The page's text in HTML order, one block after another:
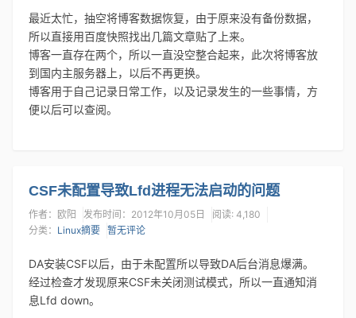
最近太忙，抽空将博客数据恢复，由于原来没有备份数据，
所以直接用百度快照找出几篇文章贴了上来。
博客一直存在两个，所以一直没空整合起来，此次将博客放
到国内主服务器上，以后不再更换。
博客用于自己记录日常工作，以及记录发生的一些事情，方
便以后可以查阅。
CSF未配置导致Lfd进程无法启动的问题
作者：欧阳 发布时间：2012年10月05日
阅读: 4,180
分类： Linux摘要 暂无评论
DA安装CSF以后，由于未配置所以导致DA后台消息爆满。
经过检查才发现原来CSF未关闭测试模式，所以一直通知消
息Lfd down。